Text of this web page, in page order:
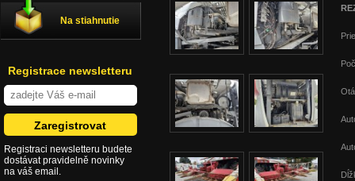
Na stiahnutie
Registrace newsletteru
Registraci newsletteru budete
dostávat pravidelně novinky
na váš email.